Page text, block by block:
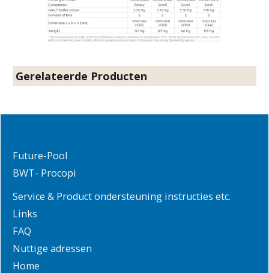
Gerelateerde Producten
Future-Pool
BWT- Procopi
Service & Product ondersteuning instructies etc.
Links
FAQ
Nuttige adressen
Home